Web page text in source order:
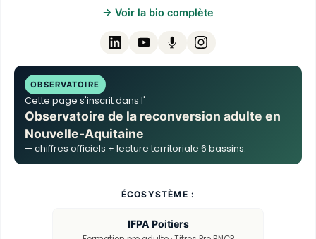
→ Voir la bio complète
OBSERVATOIRE
Cette page s'inscrit dans l'
Observatoire de la reconversion adulte en
Nouvelle-Aquitaine
— chiffres officiels + lecture territoriale 6 bassins.
ÉCOSYSTÈME :
IFPA Poitiers